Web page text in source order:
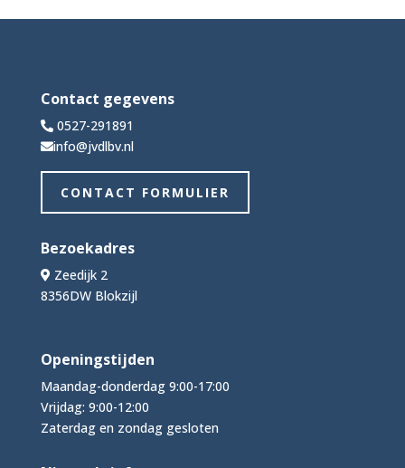
Contact gegevens
0527-291891
info@jvdlbv.nl
CONTACT FORMULIER
Bezoekadres
Zeedijk 2
8356DW Blokzijl
Openingstijden
Maandag-donderdag 9:00-17:00
Vrijdag: 9:00-12:00
Zaterdag en zondag gesloten